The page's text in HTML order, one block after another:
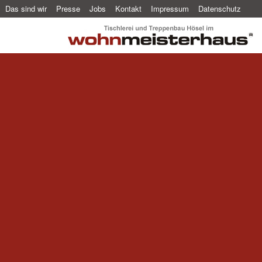
Das sind wir Presse Jobs Kontakt Impressum Datenschutz